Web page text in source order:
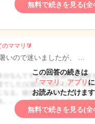
無料で続きを見る(全
のママリ🔰
いので迷いましたが、 …
この回答の続きは
「ママリ」アプリ
お読みいただけます
無料で続きを見る(全